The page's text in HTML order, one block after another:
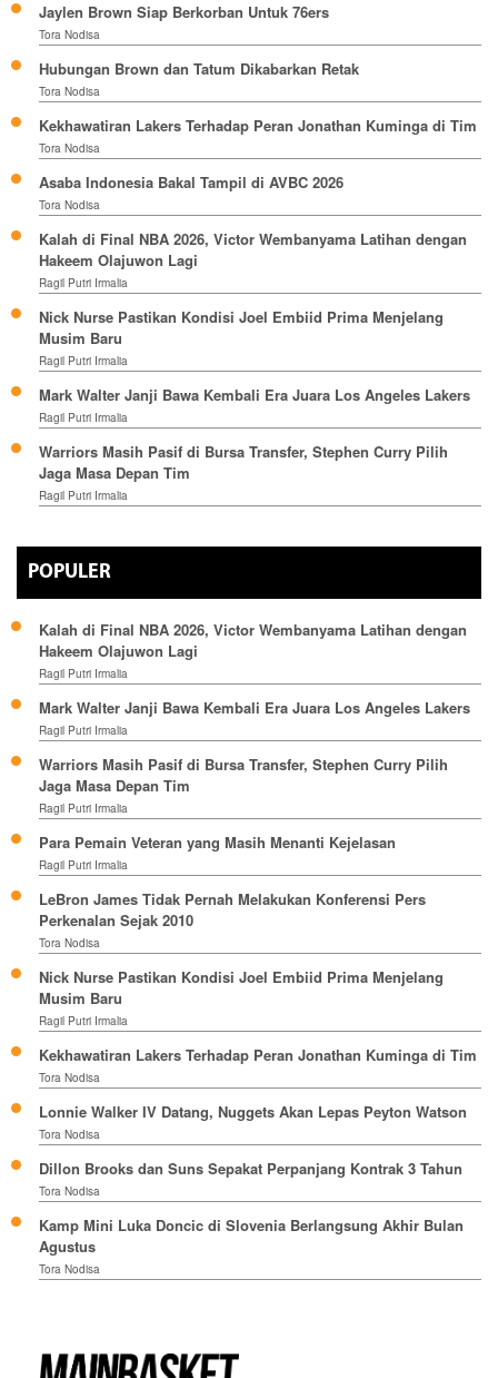
Jaylen Brown Siap Berkorban Untuk 76ers
Tora Nodisa
Hubungan Brown dan Tatum Dikabarkan Retak
Tora Nodisa
Kekhawatiran Lakers Terhadap Peran Jonathan Kuminga di Tim
Tora Nodisa
Asaba Indonesia Bakal Tampil di AVBC 2026
Tora Nodisa
Kalah di Final NBA 2026, Victor Wembanyama Latihan dengan
Hakeem Olajuwon Lagi
Ragil Putri Irmalia
Nick Nurse Pastikan Kondisi Joel Embiid Prima Menjelang
Musim Baru
Ragil Putri Irmalia
Mark Walter Janji Bawa Kembali Era Juara Los Angeles Lakers
Ragil Putri Irmalia
Warriors Masih Pasif di Bursa Transfer, Stephen Curry Pilih
Jaga Masa Depan Tim
Ragil Putri Irmalia
POPULER
Kalah di Final NBA 2026, Victor Wembanyama Latihan dengan
Hakeem Olajuwon Lagi
Ragil Putri Irmalia
Mark Walter Janji Bawa Kembali Era Juara Los Angeles Lakers
Ragil Putri Irmalia
Warriors Masih Pasif di Bursa Transfer, Stephen Curry Pilih
Jaga Masa Depan Tim
Ragil Putri Irmalia
Para Pemain Veteran yang Masih Menanti Kejelasan
Ragil Putri Irmalia
LeBron James Tidak Pernah Melakukan Konferensi Pers
Perkenalan Sejak 2010
Tora Nodisa
Nick Nurse Pastikan Kondisi Joel Embiid Prima Menjelang
Musim Baru
Ragil Putri Irmalia
Kekhawatiran Lakers Terhadap Peran Jonathan Kuminga di Tim
Tora Nodisa
Lonnie Walker IV Datang, Nuggets Akan Lepas Peyton Watson
Tora Nodisa
Dillon Brooks dan Suns Sepakat Perpanjang Kontrak 3 Tahun
Tora Nodisa
Kamp Mini Luka Doncic di Slovenia Berlangsung Akhir Bulan
Agustus
Tora Nodisa